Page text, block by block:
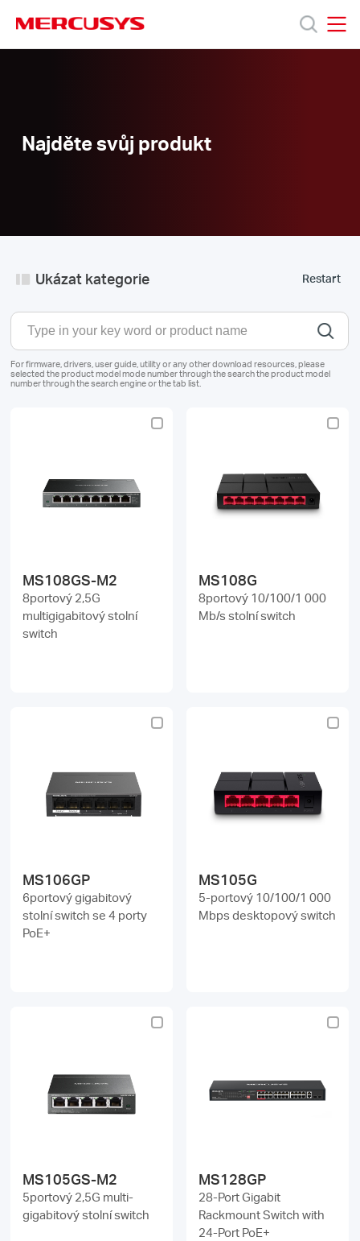
Czech
Republic
Najděte svůj produkt
Ukázat kategorie Restart
For firmware, drivers, user guide, utility or any other download resources, please
selected the product model mode number through the search the product model
number through the search engine or the tab list.
MS108GS-M2
8portový 2,5G
multigigabitový stolní
switch
MS108G
8portový 10/100/1 000
Mb/s stolní switch
MS106GP
6portový gigabitový
stolní switch se 4 porty
PoE+
MS105G
5-portový 10/100/1 000
Mbps desktopový switch
MS105GS-M2
5portový 2,5G multi-
gigabitový stolní switch
MS128GP
28-Port Gigabit
Rackmount Switch with
24-Port PoE+